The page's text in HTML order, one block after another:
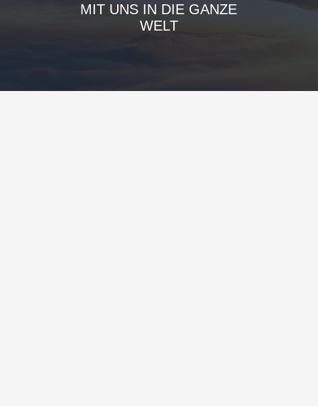
MIT UNS IN DIE GANZE
WELT